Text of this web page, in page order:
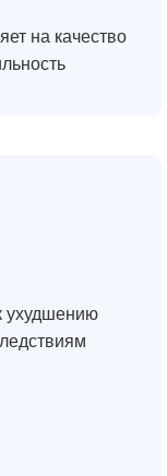
на качество
ухудшению